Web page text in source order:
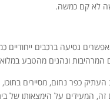
לא קם כמשה.
נסיעה ברכבים ייחודיים
המרהיבות ונהנים מהטבע
כפר נחום, מסיירים
זה, המעידים על הימצאותו של